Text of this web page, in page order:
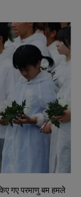
गए परमाणु बम हमले